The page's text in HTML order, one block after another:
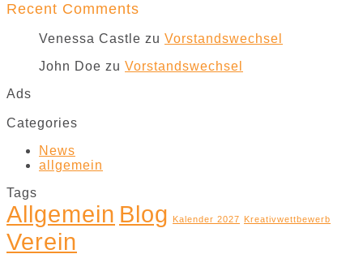
Recent Comments
Venessa Castle zu Vorstandswechsel
John Doe zu Vorstandswechsel
Ads
Categories
News
allgemein
Tags
Allgemein Blog Kalender 2027 Kreativwettbewerb
Verein